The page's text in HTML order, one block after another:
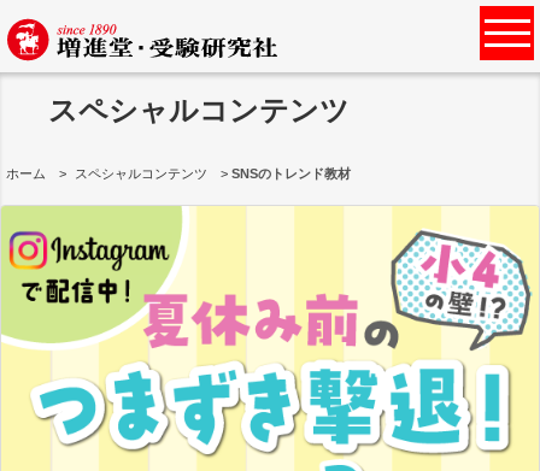
スペシャルコンテンツ
ホーム スペシャルコンテンツ SNSのトレンド教材